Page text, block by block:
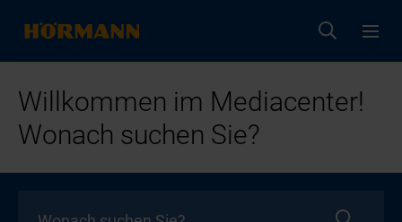
Willkommen im Mediacenter!
Wonach suchen Sie?